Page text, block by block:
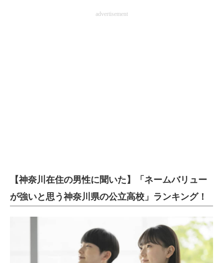
advertisement
【神奈川在住の男性に聞いた】「ネームバリュー
が強いと思う神奈川県の公立高校」ランキング！